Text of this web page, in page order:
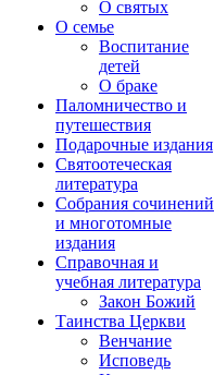
О святых
О семье
Воспитание
детей
О браке
Паломничество и
путешествия
Подарочные издания
Святоотеческая
литература
Собрания сочинений
и многотомные
издания
Справочная и
учебная литература
Закон Божий
Таинства Церкви
Венчание
Исповедь